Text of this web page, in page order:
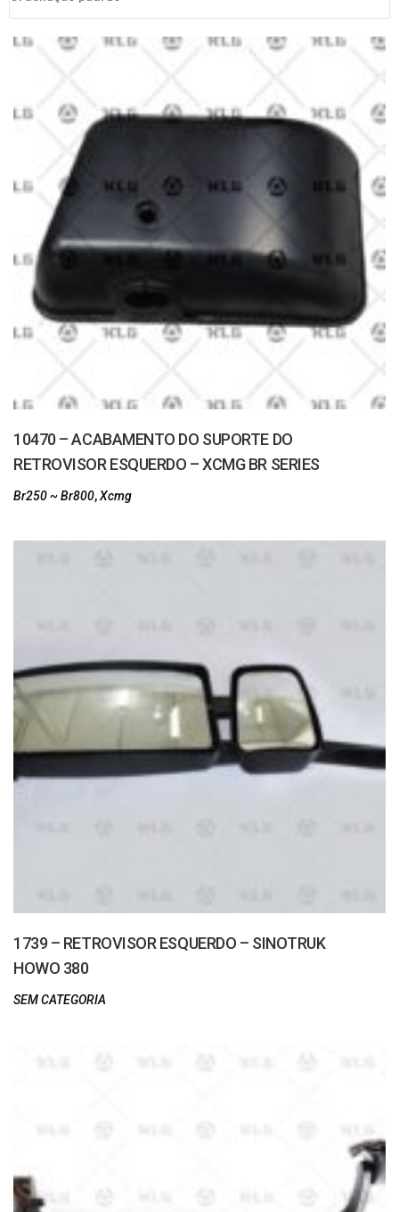
10470 – ACABAMENTO DO SUPORTE DO
RETROVISOR ESQUERDO – XCMG BR SERIES
Br250 ~ Br800,Xcmg
1739 – RETROVISOR ESQUERDO – SINOTRUK
HOWO 380
SEM CATEGORIA